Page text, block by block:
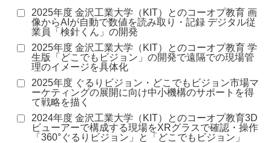
2025年度 金沢工業大学（KIT）とのコーオプ教育 画
像からAIが自動で数値を読み取り・記録 デジタル従
業員「検針くん」の開発
2025年度 金沢工業大学（KIT）とのコーオプ教育 学
生版「どこでもビジョン」の開発で遠隔での現場管
理のイメージを具体化
2025年度 ぐるりビジョン・どこでもビジョン市場マ
ーケティングの展開に向け中小機構のサポートを得
て戦略を描く
2024年度 金沢工業大学（KIT）とのコーオプ教育3D
ビューアーで構成する現場をXRグラスで確認・操作
「360°ぐるりビジョン」と「どこでもビジョン」